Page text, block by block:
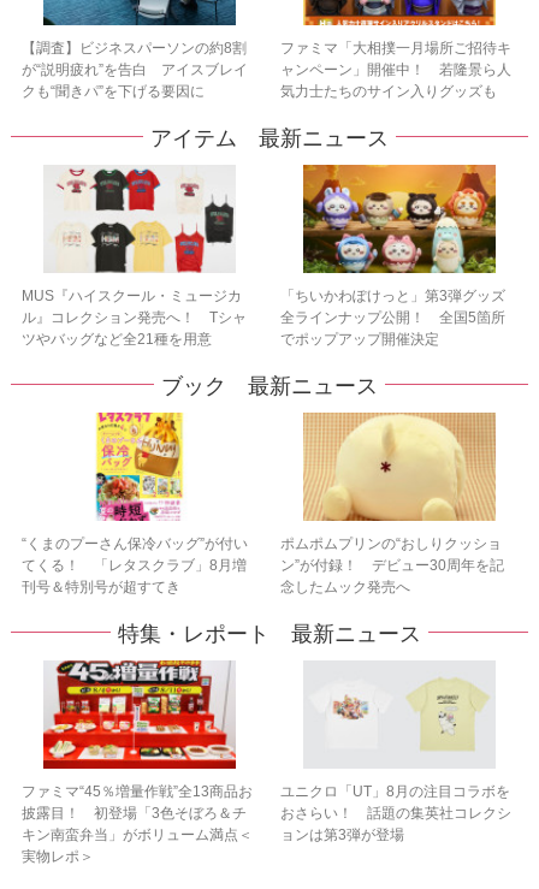
【調査】ビジネスパーソンの約8割
が“説明疲れ”を告白 アイスブレイ
クも“聞きパ”を下げる要因に
ファミマ「大相撲一月場所ご招待キ
ャンペーン」開催中！ 若隆景ら人
気力士たちのサイン入りグッズも
アイテム 最新ニュース
MUS『ハイスクール・ミュージカ
ル』コレクション発売へ！ Tシャ
ツやバッグなど全21種を用意
「ちいかわぽけっと」第3弾グッズ
全ラインナップ公開！ 全国5箇所
でポップアップ開催決定
ブック 最新ニュース
“くまのプーさん保冷バッグ”が付い
てくる！ 「レタスクラブ」8月増
刊号＆特別号が超すてき
ポムポムプリンの“おしりクッショ
ン”が付録！ デビュー30周年を記
念したムック発売へ
特集・レポート 最新ニュース
ファミマ“45％増量作戦”全13商品お
披露目！ 初登場「3色そぼろ＆チ
キン南蛮弁当」がボリューム満点＜
実物レポ＞
ユニクロ「UT」8月の注目コラボを
おさらい！ 話題の集英社コレクシ
ョンは第3弾が登場